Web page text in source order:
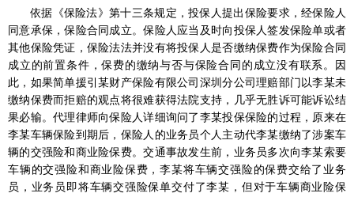
依据《保险法》第十三条规定，投保人提出保险要求，经保险人
同意承保，保险合同成立。保险人应当及时向投保人签发保险单或者
其他保险凭证，保险法法并没有将投保人是否缴纳保费作为保险合同
成立的前置条件，保费的缴纳与否与保险合同的成立没有联系。因
此，如果简单援引某财产保险有限公司深圳分公司理赔部门以李某未
缴纳保费而拒赔的观点将很难获得法院支持，几乎无胜诉可能诉讼结
果必输。代理律师向保险人详细询问了李某投保保险的过程，原来在
李某车辆保险到期后，保险人的业务员个人主动代李某缴纳了涉案车
辆的交强险和商业险保费。交通事故发生前，业务员多次向李某索要
车辆的交强险和商业险保费，李某将车辆交强险的保费交给了业务
员，业务员即将车辆交强险保单交付了李某，但对于车辆商业险保